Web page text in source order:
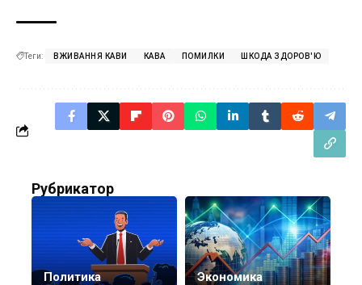
Теги: ВЖИВАННЯ КАВИ КАВА ПОМИЛКИ ШКОДА ЗДОРОВ'Ю
Рубрикатор
Политика Экономика